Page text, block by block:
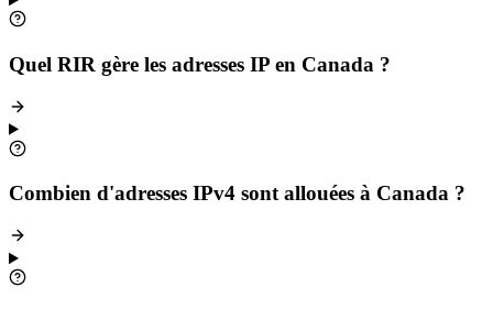
Quel RIR gère les adresses IP en Canada ?
Combien d'adresses IPv4 sont allouées à Canada ?